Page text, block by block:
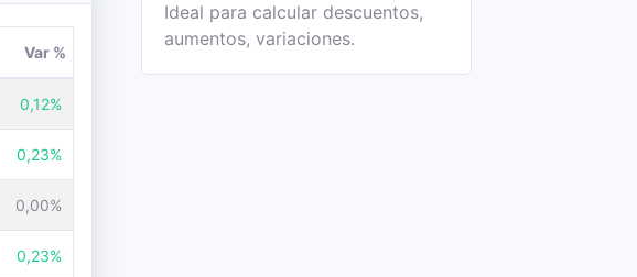
Var %
0,12%
0,23%
0,00%
0,23%
Ideal para calcular descuentos,
aumentos, variaciones.